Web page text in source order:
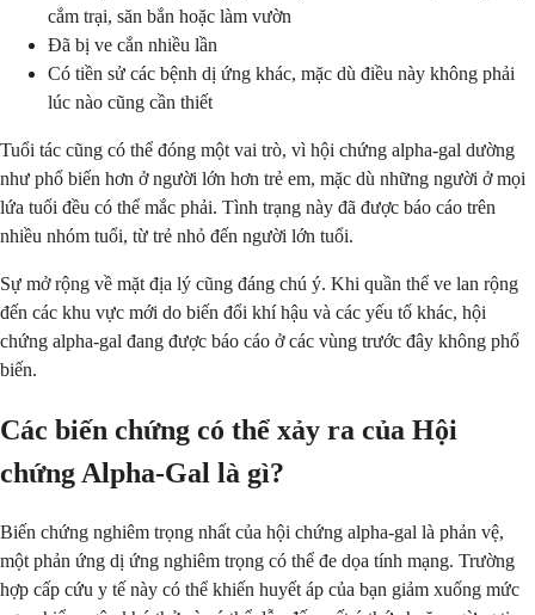
cắm trại, săn bắn hoặc làm vườn
Đã bị ve cắn nhiều lần
Có tiền sử các bệnh dị ứng khác, mặc dù điều này không phải
lúc nào cũng cần thiết
Tuổi tác cũng có thể đóng một vai trò, vì hội chứng alpha-gal dường
như phổ biến hơn ở người lớn hơn trẻ em, mặc dù những người ở mọi
lứa tuổi đều có thể mắc phải. Tình trạng này đã được báo cáo trên
nhiều nhóm tuổi, từ trẻ nhỏ đến người lớn tuổi.
Sự mở rộng về mặt địa lý cũng đáng chú ý. Khi quần thể ve lan rộng
đến các khu vực mới do biến đổi khí hậu và các yếu tố khác, hội
chứng alpha-gal đang được báo cáo ở các vùng trước đây không phổ
biến.
Các biến chứng có thể xảy ra của Hội
chứng Alpha-Gal là gì?
Biến chứng nghiêm trọng nhất của hội chứng alpha-gal là phản vệ,
một phản ứng dị ứng nghiêm trọng có thể đe dọa tính mạng. Trường
hợp cấp cứu y tế này có thể khiến huyết áp của bạn giảm xuống mức